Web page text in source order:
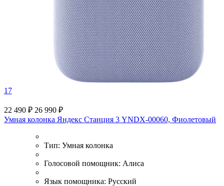
17
22 490 ₽ 26 990 ₽
Умная колонка Яндекс Станция 3 YNDX-00060, Фиолетовый
Тип: Умная колонка
Голосовой помощник: Алиса
Язык помощника: Русский